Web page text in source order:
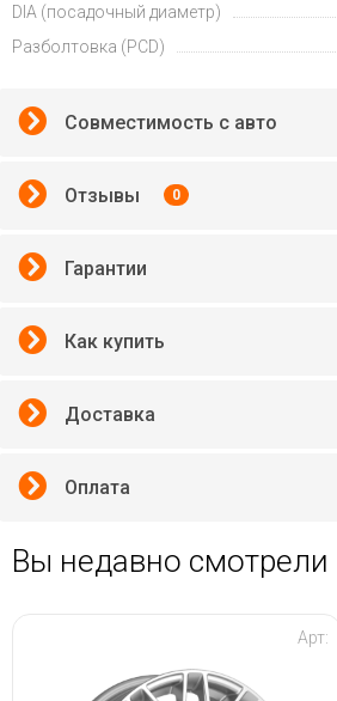
DIA (посадочный диаметр)
Разболтовка (PCD)
Совместимость с авто
Отзывы 0
Гарантии
Как купить
Доставка
Оплата
Вы недавно смотрели
Арт: